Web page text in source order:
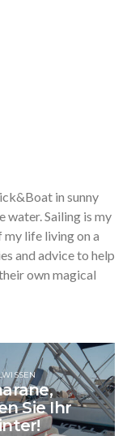
in sunny
water. Sailing is my
my life living on a
and advice to help
own magical
Sie Ihr